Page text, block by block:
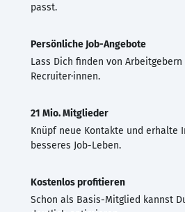
passt.
Persönliche Job-Angebote
Lass Dich finden von
Recruiter·innen.
21 Mio. Mitglieder
Knüpf neue Kontakte und erhalte
besseres Job-Leben.
Kostenlos profitieren
Schon als Basis-Mitglied kannst